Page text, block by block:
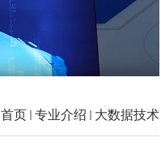
首页 专业介绍 大数据技术